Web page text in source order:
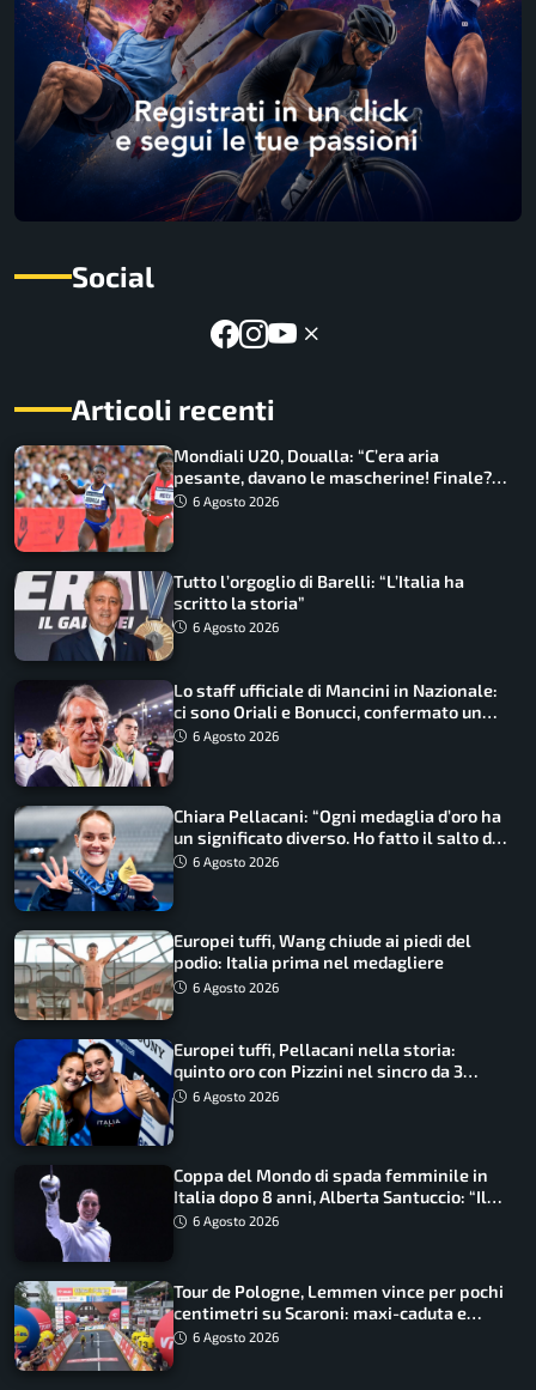
Social
Articoli recenti
Mondiali U20, Doualla: “C’era aria
pesante, davano le mascherine! Finale?
Non ho nulla da perdere”
6 Agosto 2026
Tutto l’orgoglio di Barelli: “L’Italia ha
scritto la storia”
6 Agosto 2026
Lo staff ufficiale di Mancini in Nazionale:
ci sono Oriali e Bonucci, confermato un
ritorno
6 Agosto 2026
Chiara Pellacani: “Ogni medaglia d’oro ha
un significato diverso. Ho fatto il salto di
qualità”
6 Agosto 2026
Europei tuffi, Wang chiude ai piedi del
podio: Italia prima nel medagliere
6 Agosto 2026
Europei tuffi, Pellacani nella storia:
quinto oro con Pizzini nel sincro da 3
metri
6 Agosto 2026
Coppa del Mondo di spada femminile in
Italia dopo 8 anni, Alberta Santuccio: “Il
lavoro dà sempre i suoi frutti”
6 Agosto 2026
Tour de Pologne, Lemmen vince per pochi
centimetri su Scaroni: maxi-caduta e
tappa accorciata
6 Agosto 2026